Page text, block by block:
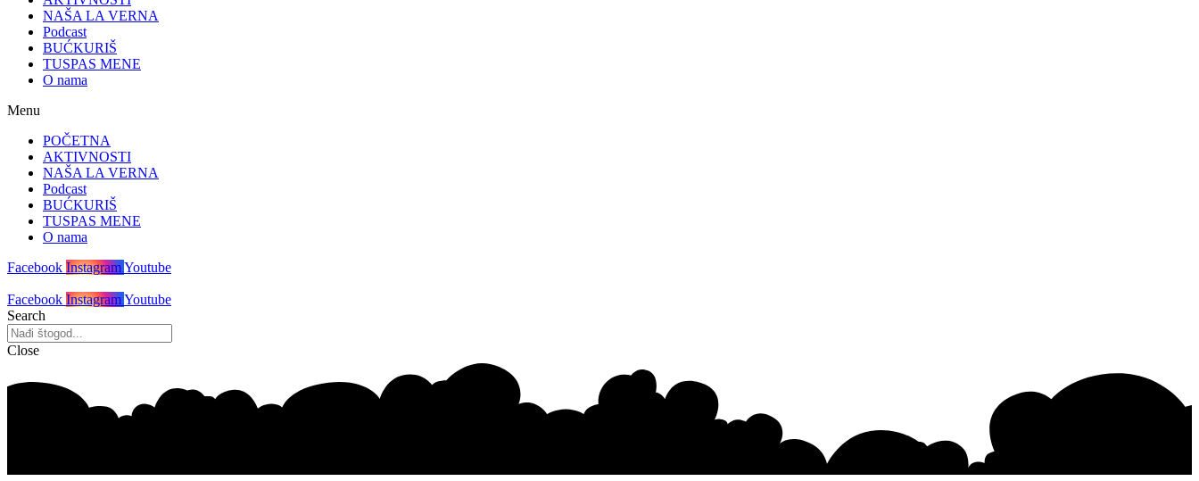
NAŠA LA VERNA
Podcast
BUĆKURIŠ
TUSPAS MENE
O nama
Menu
POČETNA
AKTIVNOSTI
NAŠA LA VERNA
Podcast
BUĆKURIŠ
TUSPAS MENE
O nama
Facebook InstagramYoutube
Facebook InstagramYoutube
Search
Close